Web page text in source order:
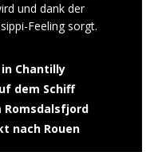
und dank der
Feeling sorgt.
Chantilly
dem Schiff
Romsdalsfjord
nach Rouen